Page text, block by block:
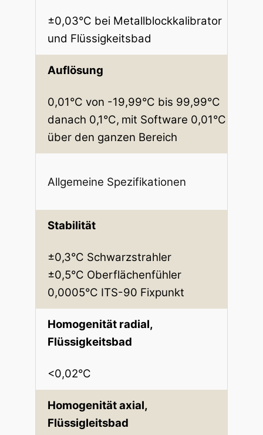
±0,03°C bei Metallblockkalibrator
und Flüssigkeitsbad
Auflösung
0,01°C von -19,99°C bis 99,99°C
danach 0,1°C, mit Software 0,01°C
über den ganzen Bereich
Allgemeine Spezifikationen
Stabilität
±0,3°C Schwarzstrahler
±0,5°C Oberflächenfühler
0,0005°C ITS-90 Fixpunkt
Homogenität radial,
Flüssigkeitsbad
<0,02°C
Homogenität axial,
Flüssigleitsbad